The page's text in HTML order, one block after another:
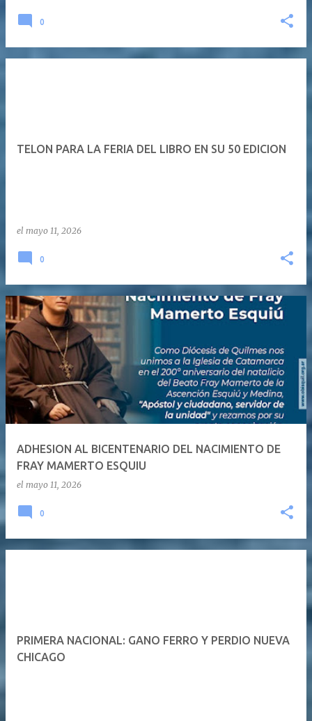
0
TELON PARA LA FERIA DEL LIBRO EN SU 50 EDICION
el mayo 11, 2026
0
ADHESION AL BICENTENARIO DEL NACIMIENTO DE
FRAY MAMERTO ESQUIU
el mayo 11, 2026
0
PRIMERA NACIONAL: GANO FERRO Y PERDIO NUEVA
CHICAGO